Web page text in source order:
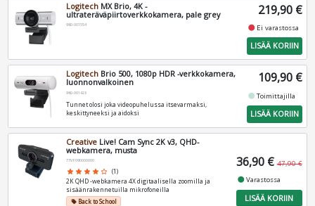
Logitech MX Brio, 4K -
ultrateräväpiirtoverkkokamera, pale grey
960-001554
219,90 €
fiber_manual_record Ei varastossa
LISÄÄ KORIIN
Logitech Brio 500, 1080p HDR -verkkokamera,
luonnonvalkoinen
960-001428
Tunnet olosi joka videopuhelussa itsevarmaksi,
keskittyneeksi ja aidoksi
109,90 €
fiber_manual_recordToimittajilla
LISÄÄ KORIIN
Creative Live! Cam Sync 2K v3, QHD-
webkamera, musta
73VF090000000
star star star star star_border (1)
2K QHD -webkamera 4X digitaalisella zoomilla ja
sisäänrakennetuilla mikrofoneilla
local_offerBack to School
36,90 € 47,90 €
fiber_manual_recordVarastossa
LISÄÄ KORIIN